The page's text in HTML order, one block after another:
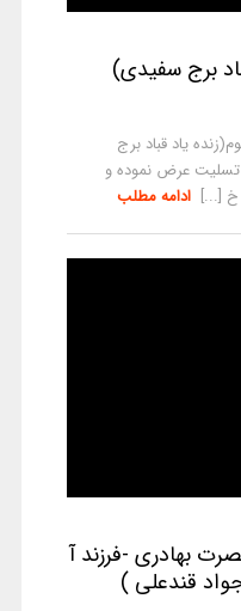
برج سفیدی)
یاد قباد برج
تسلیت عرض نموده و
خ [...] ادامه مطلب
بهادری -فرزند آ
قندعلی )